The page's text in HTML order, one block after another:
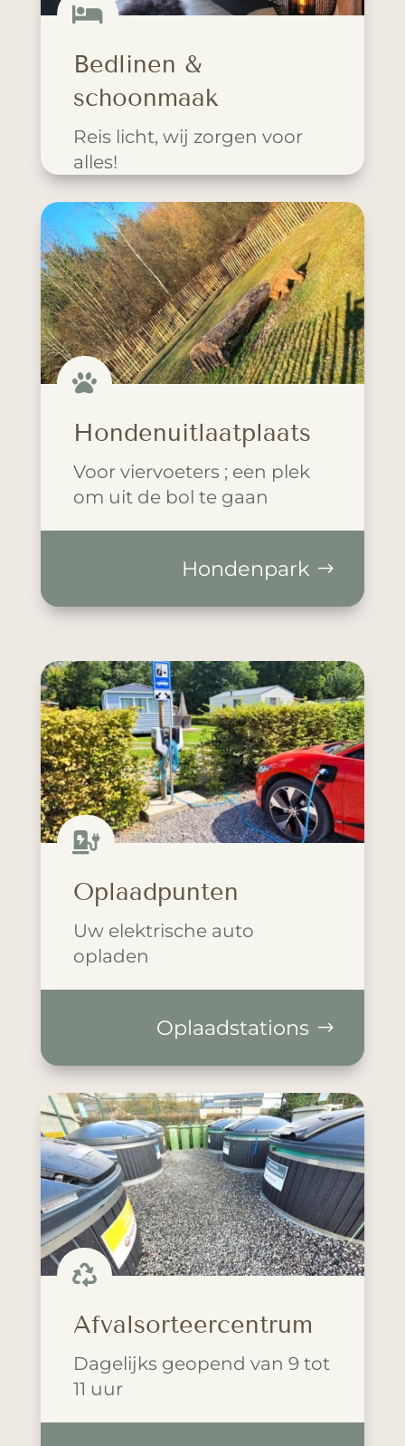

Bedlinen &
schoonmaak
Reis licht, wij zorgen voor
alles!

Hondenuitlaatplaats
Voor viervoeters ; een plek
om uit de bol te gaan
Hondenpark

Oplaadpunten
Uw elektrische auto
opladen
Oplaadstations

Afvalsorteercentrum
Dagelijks geopend van 9 tot
11 uur